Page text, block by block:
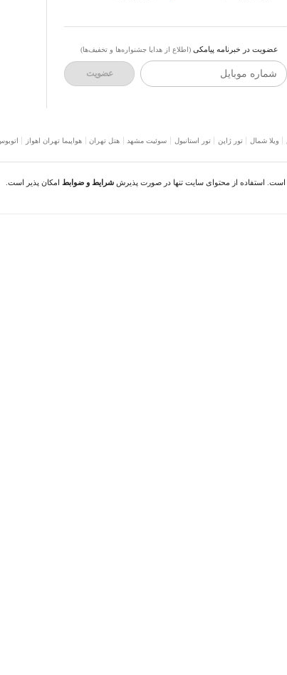
عضویت در خبرنامه پیامکی (اطلاع از هدایا جشنواره‌ها و تخفیف‌ها)
شماره موبایل عضویت
ویلا شمال تور ژاپن تور استانبول سوئیت مشهد هتل تهران هواپیما تهران اهواز
استفاده از محتوای سایت تنها در صورت پذیرش شرایط و ضوابط امکان پذیر است.